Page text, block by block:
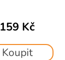
159 Kč
Koupit